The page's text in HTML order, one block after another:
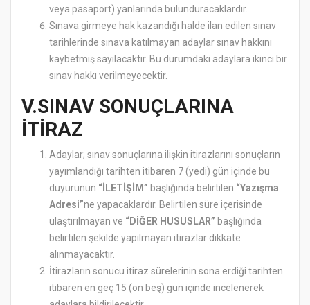
veya pasaport) yanlarında bulunduracaklardır.
Sınava girmeye hak kazandığı halde ilan edilen sınav
tarihlerinde sınava katılmayan adaylar sınav hakkını
kaybetmiş sayılacaktır. Bu durumdaki adaylara ikinci bir
sınav hakkı verilmeyecektir.
V.SINAV SONUÇLARINA
İTİRAZ
Adaylar; sınav sonuçlarına ilişkin itirazlarını sonuçların
yayımlandığı tarihten itibaren 7 (yedi) gün içinde bu
duyurunun “İLETİŞİM” başlığında belirtilen “Yazışma
Adresi”ne yapacaklardır. Belirtilen süre içerisinde
ulaştırılmayan ve “DİĞER HUSUSLAR” başlığında
belirtilen şekilde yapılmayan itirazlar dikkate
alınmayacaktır.
İtirazların sonucu itiraz sürelerinin sona erdiği tarihten
itibaren en geç 15 (on beş) gün içinde incelenerek